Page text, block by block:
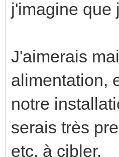
j'imagine que
J'aimerais
alimentation,
notre
serais très
etc. à cibler.